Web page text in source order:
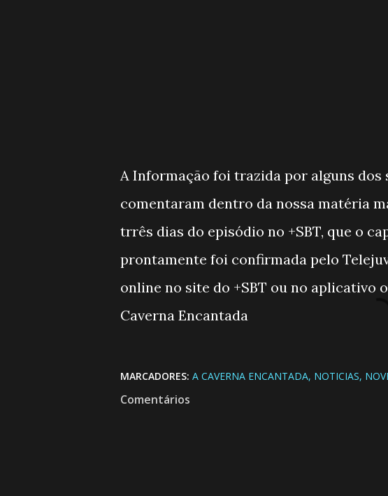
A Informação foi trazida por alguns dos
comentaram dentro da nossa matéria
trrês dias do episódio no +SBT, que o
prontamente foi confirmada pelo
online no site do +SBT ou no aplicativo
Caverna Encantada
MARCADORES: A CAVERNA ENCANTADA NOTICIAS
Comentários